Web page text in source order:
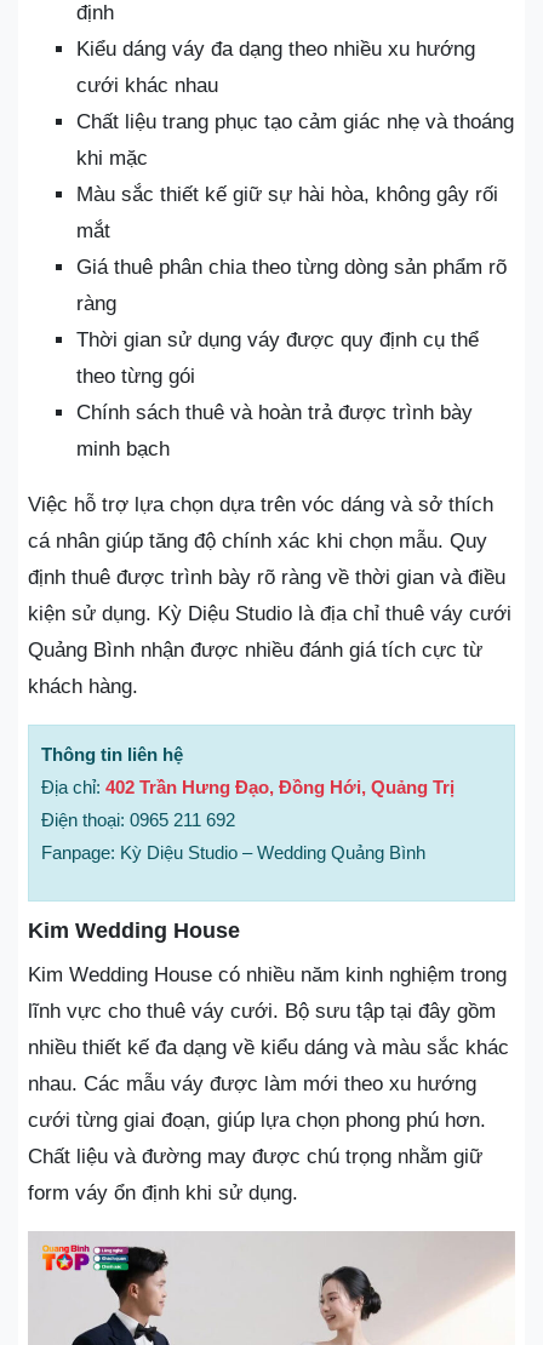
định
Kiểu dáng váy đa dạng theo nhiều xu hướng
cưới khác nhau
Chất liệu trang phục tạo cảm giác nhẹ và thoáng
khi mặc
Màu sắc thiết kế giữ sự hài hòa, không gây rối
mắt
Giá thuê phân chia theo từng dòng sản phẩm rõ
ràng
Thời gian sử dụng váy được quy định cụ thể
theo từng gói
Chính sách thuê và hoàn trả được trình bày
minh bạch
Việc hỗ trợ lựa chọn dựa trên vóc dáng và sở thích
cá nhân giúp tăng độ chính xác khi chọn mẫu. Quy
định thuê được trình bày rõ ràng về thời gian và điều
kiện sử dụng. Kỳ Diệu Studio là địa chỉ thuê váy cưới
Quảng Bình nhận được nhiều đánh giá tích cực từ
khách hàng.
Thông tin liên hệ
Địa chỉ: 402 Trần Hưng Đạo, Đồng Hới, Quảng Trị
Điện thoại: 0965 211 692
Fanpage: Kỳ Diệu Studio – Wedding Quảng Bình
Kim Wedding House
Kim Wedding House có nhiều năm kinh nghiệm trong
lĩnh vực cho thuê váy cưới. Bộ sưu tập tại đây gồm
nhiều thiết kế đa dạng về kiểu dáng và màu sắc khác
nhau. Các mẫu váy được làm mới theo xu hướng
cưới từng giai đoạn, giúp lựa chọn phong phú hơn.
Chất liệu và đường may được chú trọng nhằm giữ
form váy ổn định khi sử dụng.